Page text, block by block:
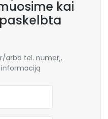
kai
arba tel. numerį,